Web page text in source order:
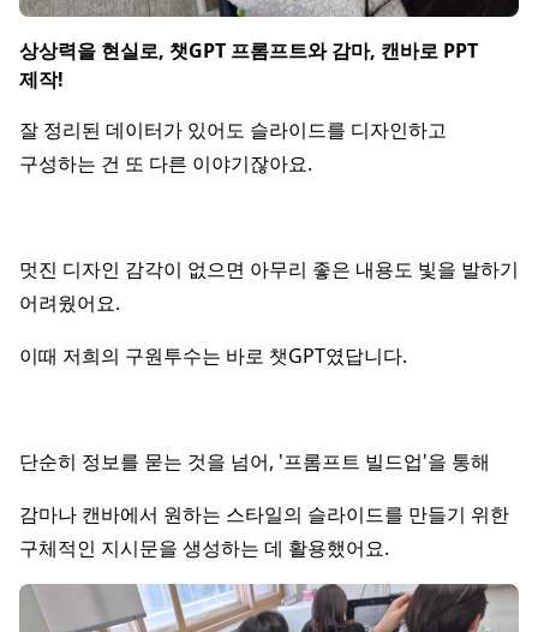
상상력을 현실로, 챗GPT 프롬프트와 감마, 캔바로 PPT
제작!
잘 정리된 데이터가 있어도 슬라이드를 디자인하고
구성하는 건 또 다른 이야기잖아요.
멋진 디자인 감각이 없으면 아무리 좋은 내용도 빛을 발하기
어려웠어요.
이때 저희의 구원투수는 바로 챗GPT였답니다.
단순히 정보를 묻는 것을 넘어, '프롬프트 빌드업'을 통해
감마나 캔바에서 원하는 스타일의 슬라이드를 만들기 위한
구체적인 지시문을 생성하는 데 활용했어요.